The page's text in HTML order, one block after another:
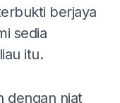
berjaya
sedia
itu.
dengan niat